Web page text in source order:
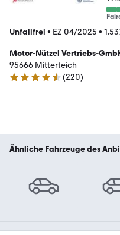
Unfallfrei • EZ 04/2025 •
Motor-Nützel Vertriebs-
95666 Mitterteich
4.6 Sterne
(220)
Ähnliche Fahrzeuge des